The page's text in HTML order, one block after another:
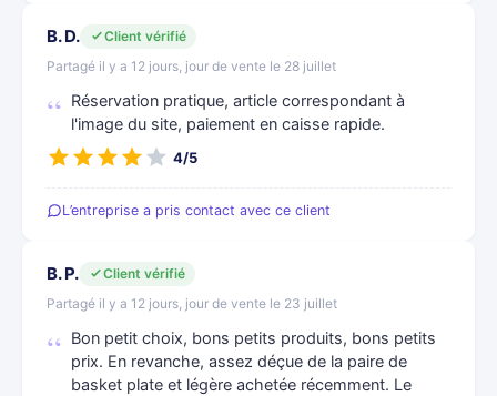
B. D.
Client vérifié
Partagé il y a 12 jours, jour de vente le 28 juillet
Réservation pratique, article correspondant à
l'image du site, paiement en caisse rapide.
4/5
L’entreprise a pris contact avec ce client
B. P.
Client vérifié
Partagé il y a 12 jours, jour de vente le 23 juillet
Bon petit choix, bons petits produits, bons petits
prix. En revanche, assez déçue de la paire de
basket plate et légère achetée récemment. Le